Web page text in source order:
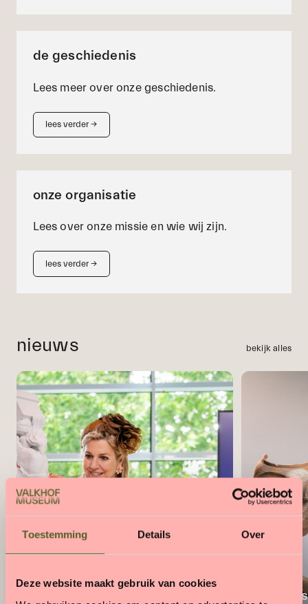
Toestemming Details Over
Deze website maakt gebruik van cookies
de geschiedenis
Lees meer over onze geschiedenis.
lees verder →
onze organisatie
Lees over onze missie en wie wij zijn.
lees verder →
nieuws bekijk alles